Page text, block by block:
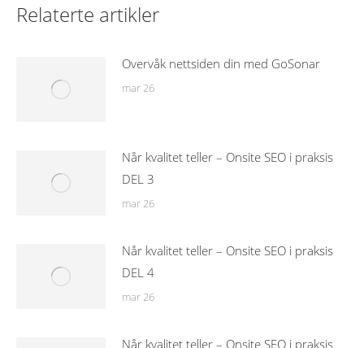
Relaterte artikler
Overvåk nettsiden din med GoSonar
mar 26
Når kvalitet teller – Onsite SEO i praksis
DEL 3
mar 26
Når kvalitet teller – Onsite SEO i praksis
DEL 4
mar 26
Når kvalitet teller – Onsite SEO i praksis